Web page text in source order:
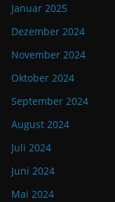
Januar 2025
Dezember 2024
November 2024
Oktober 2024
September 2024
August 2024
Juli 2024
Juni 2024
Mai 2024